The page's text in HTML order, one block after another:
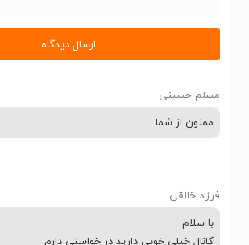
مسلم حسينی
ممنون از شما
فرزاد خالقی
با سلام
کانال خیلی خوبی دارید در خواستی دارم